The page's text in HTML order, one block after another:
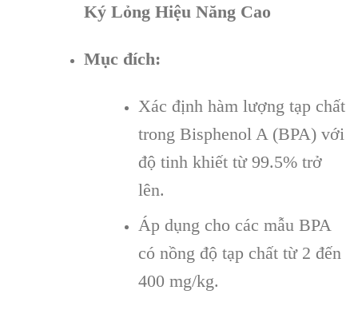
Ký Lỏng Hiệu Năng Cao
Mục đích:
Xác định hàm lượng tạp chất
trong Bisphenol A (BPA) với
độ tinh khiết từ 99.5% trở
lên.
Áp dụng cho các mẫu BPA
có nồng độ tạp chất từ 2 đến
400 mg/kg.